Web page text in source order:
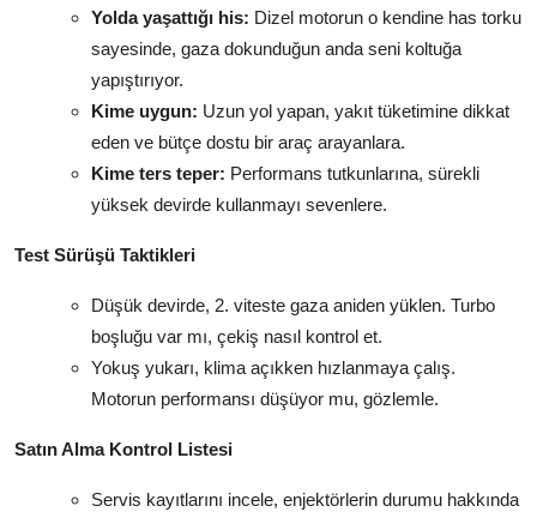
Yolda yaşattığı his: Dizel motorun o kendine has torku
sayesinde, gaza dokunduğun anda seni koltuğa
yapıştırıyor.
Kime uygun: Uzun yol yapan, yakıt tüketimine dikkat
eden ve bütçe dostu bir araç arayanlara.
Kime ters teper: Performans tutkunlarına, sürekli
yüksek devirde kullanmayı sevenlere.
Test Sürüşü Taktikleri
Düşük devirde, 2. viteste gaza aniden yüklen. Turbo
boşluğu var mı, çekiş nasıl kontrol et.
Yokuş yukarı, klima açıkken hızlanmaya çalış.
Motorun performansı düşüyor mu, gözlemle.
Satın Alma Kontrol Listesi
Servis kayıtlarını incele, enjektörlerin durumu hakkında